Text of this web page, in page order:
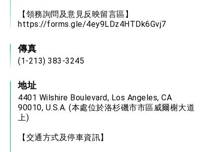
【領務詢問及意見反映留言區】
https://forms.gle/4ey9LDz4HTDk6Gvj7
傳真
(1-213) 383-3245
地址
4401 Wilshire Boulevard, Los Angeles, CA
90010, U.S.A. (本處位於洛杉磯市市區威爾榭大道
上)
【交通方式及停車資訊】